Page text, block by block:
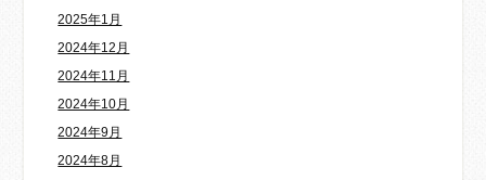
2025年1月
2024年12月
2024年11月
2024年10月
2024年9月
2024年8月